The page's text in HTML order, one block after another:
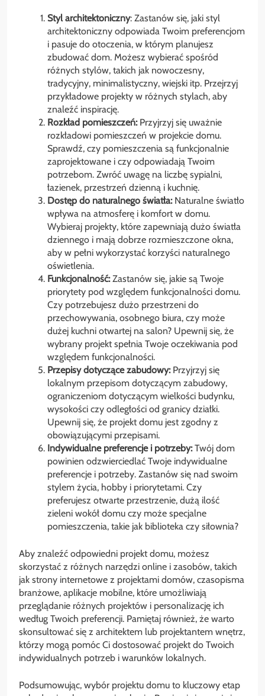
Styl architektoniczny: Zastanów się, jaki styl
architektoniczny odpowiada Twoim preferencjom
i pasuje do otoczenia, w którym planujesz
zbudować dom. Możesz wybierać spośród
różnych stylów, takich jak nowoczesny,
tradycyjny, minimalistyczny, wiejski itp. Przejrzyj
przykładowe projekty w różnych stylach, aby
znaleźć inspirację.
Rozkład pomieszczeń: Przyjrzyj się uważnie
rozkładowi pomieszczeń w projekcie domu.
Sprawdź, czy pomieszczenia są funkcjonalnie
zaprojektowane i czy odpowiadają Twoim
potrzebom. Zwróć uwagę na liczbę sypialni,
łazienek, przestrzeń dzienną i kuchnię.
Dostęp do naturalnego światła:Naturalne światło
wpływa na atmosferę i komfort w domu.
Wybieraj projekty, które zapewniają dużo światła
dziennego i mają dobrze rozmieszczone okna,
aby w pełni wykorzystać korzyści naturalnego
oświetlenia.
Funkcjonalność:Zastanów się, jakie są Twoje
priorytety pod względem funkcjonalności domu.
Czy potrzebujesz dużo przestrzeni do
przechowywania, osobnego biura, czy może
dużej kuchni otwartej na salon? Upewnij się, że
wybrany projekt spełnia Twoje oczekiwania pod
względem funkcjonalności.
Przepisy dotyczące zabudowy:Przyjrzyj się
lokalnym przepisom dotyczącym zabudowy,
ograniczeniom dotyczącym wielkości budynku,
wysokości czy odległości od granicy działki.
Upewnij się, że projekt domu jest zgodny z
obowiązującymi przepisami.
Indywidualne preferencje i potrzeby:Twój dom
powinien odzwierciedlać Twoje indywidualne
preferencje i potrzeby. Zastanów się nad swoim
stylem życia, hobby i priorytetami. Czy
preferujesz otwarte przestrzenie, dużą ilość
zieleni wokół domu czy może specjalne
pomieszczenia, takie jak biblioteka czy siłownia?
Aby znaleźć odpowiedni projekt domu, możesz
skorzystać z różnych narzędzi online i zasobów, takich
jak strony internetowe z projektami domów, czasopisma
branżowe, aplikacje mobilne, które umożliwiają
przeglądanie różnych projektów i personalizację ich
według Twoich preferencji. Pamiętaj również, że warto
skonsultować się z architektem lub projektantem wnętrz,
którzy mogą pomóc Ci dostosować projekt do Twoich
indywidualnych potrzeb i warunków lokalnych.
Podsumowując, wybór projektu domu to kluczowy etap